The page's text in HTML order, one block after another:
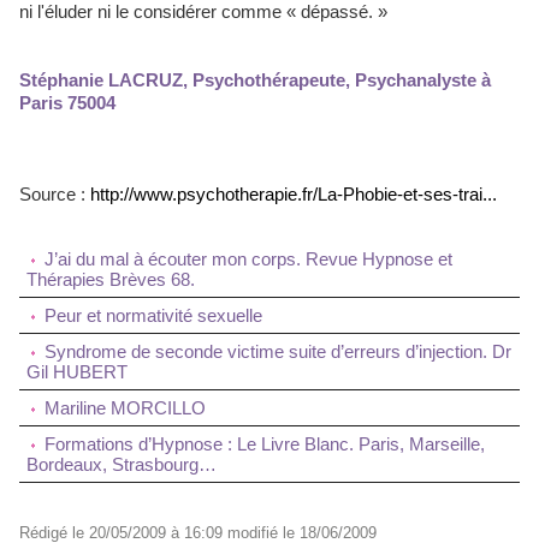
ni l'éluder ni le considérer comme « dépassé. »
Stéphanie LACRUZ, Psychothérapeute, Psychanalyste à
Paris 75004
Source : http://www.psychotherapie.fr/La-Phobie-et-ses-trai...
J’ai du mal à écouter mon corps. Revue Hypnose et
Thérapies Brèves 68.
Peur et normativité sexuelle
Syndrome de seconde victime suite d’erreurs d’injection. Dr
Gil HUBERT
Mariline MORCILLO
Formations d’Hypnose : Le Livre Blanc. Paris, Marseille,
Bordeaux, Strasbourg…
Rédigé le 20/05/2009 à 16:09 modifié le 18/06/2009